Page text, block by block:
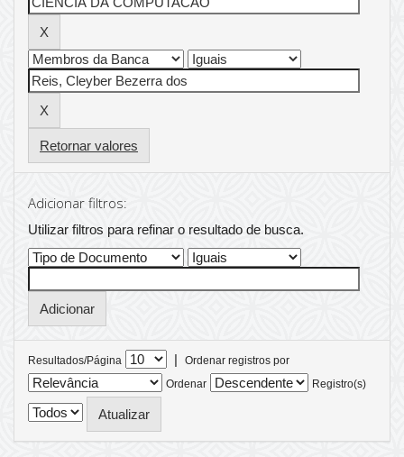
Retornar valores
Adicionar filtros:
Utilizar filtros para refinar o resultado de busca.
Resultados/Página |
Ordenar registros por
Ordenar
Registro(s)